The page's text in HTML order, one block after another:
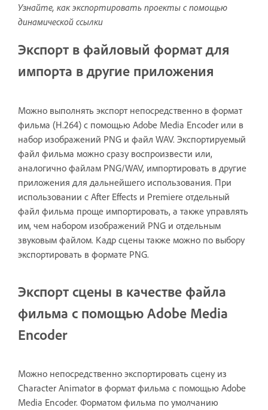
Узнайте, как экспортировать проекты с помощью
динамической ссылки
Экспорт в файловый формат для
импорта в другие приложения
Можно выполнять экспорт непосредственно в формат
фильма (H.264) с помощью Adobe Media Encoder или в
набор изображений PNG и файл WAV. Экспортируемый
файл фильма можно сразу воспроизвести или,
аналогично файлам PNG/WAV, импортировать в другие
приложения для дальнейшего использования. При
использовании с After Effects и Premiere отдельный
файл фильма проще импортировать, а также управлять
им, чем набором изображений PNG и отдельным
звуковым файлом. Кадр сцены также можно по выбору
экспортировать в формате PNG.
Экспорт сцены в качестве файла
фильма с помощью Adobe Media
Encoder
Можно непосредственно экспортировать сцену из
Character Animator в формат фильма с помощью Adobe
Media Encoder. Форматом фильма по умолчанию